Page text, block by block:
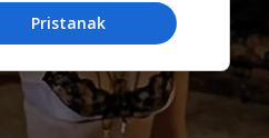
Pristanak